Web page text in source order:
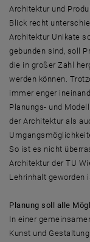
Architektur und
Blick recht
Architektur Unikate
gebunden sind, soll
die in großer Zahl
werden können.
immer enger
Planungs- und
der Architektur als
So ist es nicht
Architektur der TU
Lehrinhalt geworden
Planung soll alle
In einer
Kunst und